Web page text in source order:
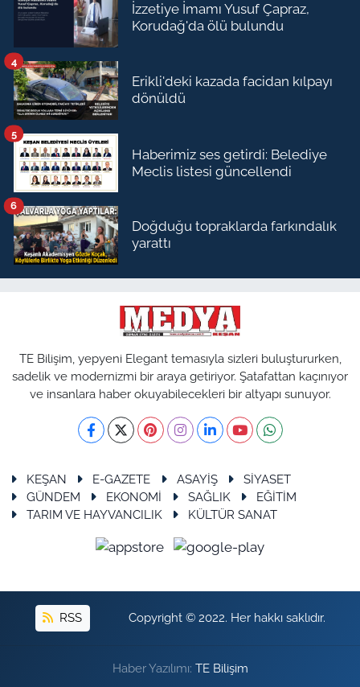
İzzetiye İmamı Yusuf Çapraz,
Korudağ'da ölü bulundu
Erikli'deki kazada facidan kılpayı
dönüldü
4
Haberimiz ses getirdi: Belediye
Meclis listesi güncellendi
5
Doğduğu topraklarda farkındalık
yarattı
6
TE Bilişim, yepyeni Elegant temasıyla sizleri buluştururken,
sadelik ve modernizmi bir araya getiriyor. Şatafattan kaçınıyor
ve insanlara haber okuyabilecekleri bir altyapı sunuyor.
KEŞAN E-GAZETE ASAYİŞ
SİYASET
GÜNDEM
EKONOMİ SAĞLIK
EĞİTİM
TARIM VE HAYVANCILIK
KÜLTÜR SANAT
RSS Copyright © 2022. Her hakkı saklıdır.
Haber Yazılımı: TE Bilişim